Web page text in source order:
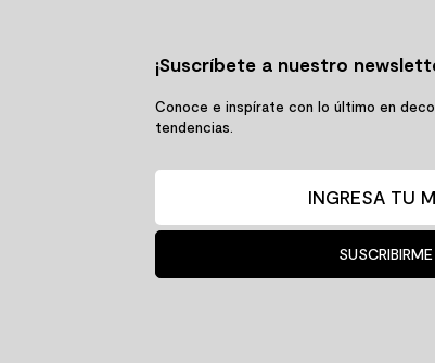
¡Suscríbete a nuestro
Conoce e inspírate con lo último en
tendencias.
SUSCRIBIRME